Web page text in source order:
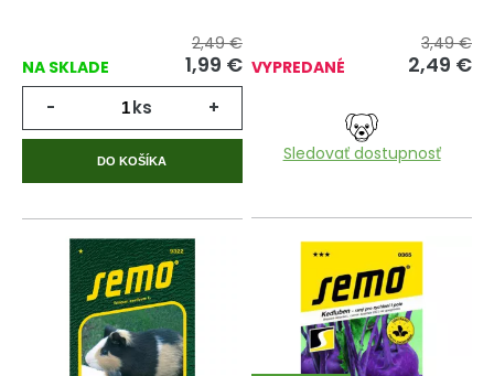
NA SKLADE
2,49 €
1,99 €
- ks +
DO KOŠÍKA
VYPREDANÉ
3,49 €
2,49 €
Sledovať dostupnosť